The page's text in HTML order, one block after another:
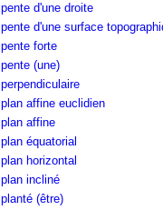
pente d'une droite
pente d'une surface
pente forte
pente (une)
perpendiculaire
plan affine euclidien
plan affine
plan équatorial
plan horizontal
plan incliné
planté (être)